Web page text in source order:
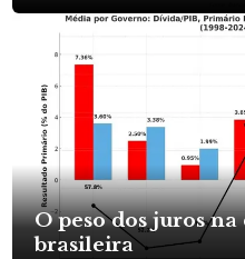
O peso dos juros
brasileira